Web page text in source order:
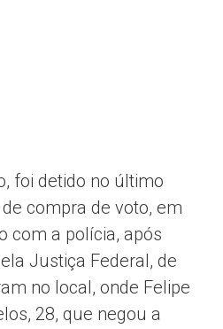
foi detido no último
compra de voto, em
com a polícia, após
Justiça Federal, de
no local, onde Felipe
28, que negou a